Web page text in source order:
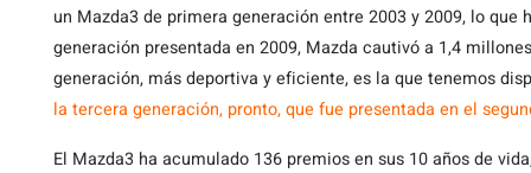
un Mazda3 de primera generación entre 2003 y 2009, lo
generación presentada en 2009, Mazda cautivó a 1,4
generación, más deportiva y eficiente, es la que tenemos
la tercera generación, pronto, que fue presentada en el
El Mazda3 ha acumulado 136 premios en sus 10 años de